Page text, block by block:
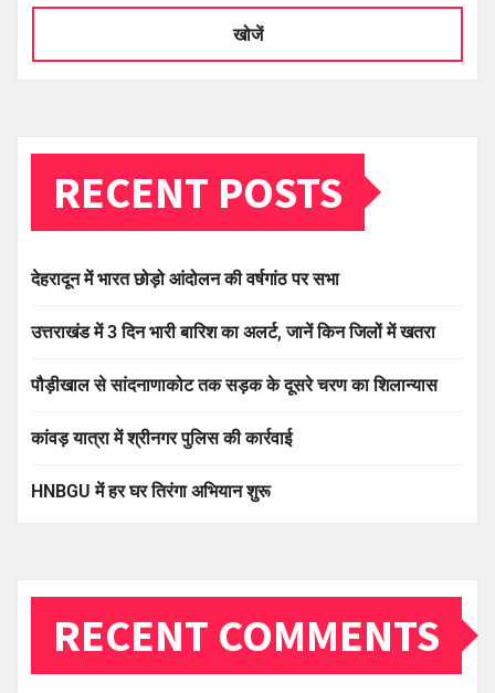
खोजें
RECENT POSTS
देहरादून में भारत छोड़ो आंदोलन की वर्षगांठ पर सभा
उत्तराखंड में 3 दिन भारी बारिश का अलर्ट, जानें किन जिलों में खतरा
पौड़ीखाल से सांदनाणाकोट तक सड़क के दूसरे चरण का शिलान्यास
कांवड़ यात्रा में श्रीनगर पुलिस की कार्रवाई
HNBGU में हर घर तिरंगा अभियान शुरू
RECENT COMMENTS